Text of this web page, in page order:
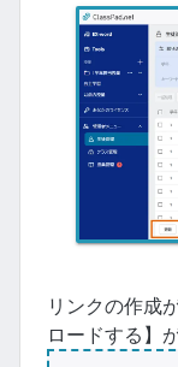
リンクの作成
ロードする】